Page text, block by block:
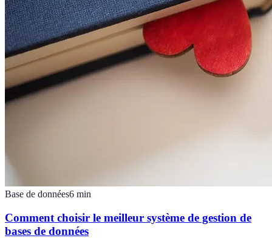
Base de données6 min
Comment choisir le meilleur système de gestion de
bases de données